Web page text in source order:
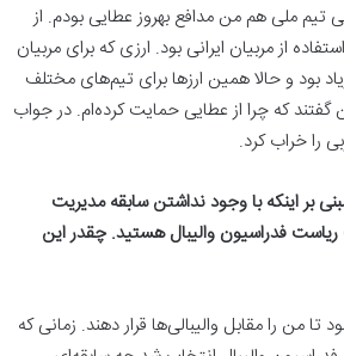
ملی هم من مدافع بهروز عطایی بودم. از
از مربیان ایرانی بود. ارزی که برای مربیان
بود و حالا همین ارزها برای تیم‌های مختلف
که چرا از عطایی حمایت کرده‌ام. در جواب
را خراب کرد.
بر اینکه با وجود نداشتن سابقه مدیریت
فدراسیون والیبال هستید. چقدر این
من را مقابل والیبالی‌ها قرار دهند. زمانی که